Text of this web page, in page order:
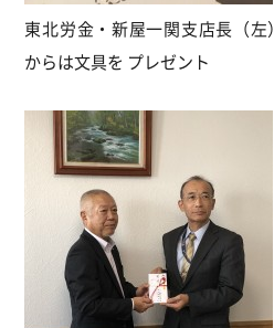
東北労金・新屋一関支店長（左）
からは文具を プレゼント